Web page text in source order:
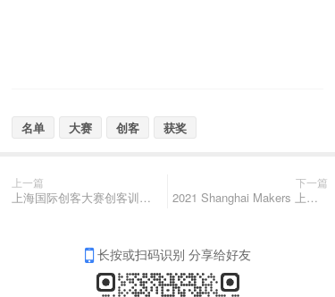
名单 大赛 创客 获奖
上一篇
上海国际创客大赛创客训练营第二期成功举办
下一篇
2021 Shanghai Makers 上海国际创客大赛Demo Day展出中！
长按或扫码识别 分享给好友